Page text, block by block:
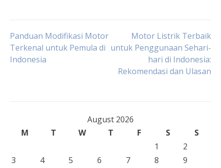
Post
navigation
Panduan Modifikasi Motor
Terkenal untuk Pemula di
Indonesia
Motor Listrik Terbaik
untuk Penggunaan Sehari-
hari di Indonesia:
Rekomendasi dan Ulasan
August 2026
M
T W T F S
S
1
2
3
4 5 6 7 8
9